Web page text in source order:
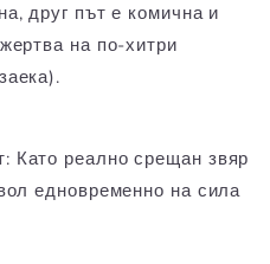
друг път е комична и
на по-хитри
Като реално срещан звяр
едновременно на сила